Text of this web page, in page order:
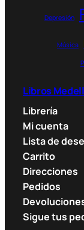
Depresión
Música
Libros
Librería
Mi cuenta
Lista de
Carrito
Direcciones
Pedidos
Sigue tus